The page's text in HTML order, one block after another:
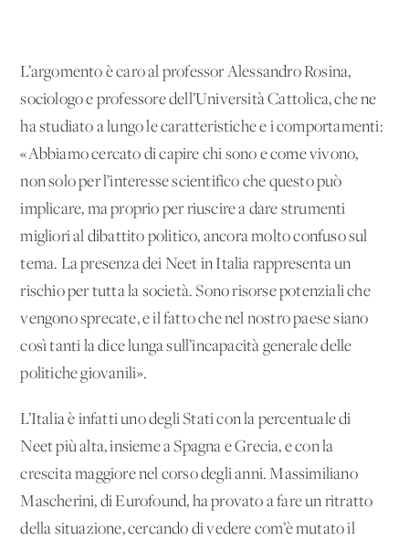
L’argomento è caro al professor Alessandro Rosina,
sociologo e professore dell’Università Cattolica, che ne
ha studiato a lungo le caratteristiche e i comportamenti:
«Abbiamo cercato di capire chi sono e come vivono,
non solo per l’interesse scientifico che questo può
implicare, ma proprio per riuscire a dare strumenti
migliori al dibattito politico, ancora molto confuso sul
tema. La presenza dei Neet in Italia rappresenta un
rischio per tutta la società. Sono risorse potenziali che
vengono sprecate, e il fatto che nel nostro paese siano
così tanti la dice lunga sull’incapacità generale delle
politiche giovanili».
L’Italia è infatti uno degli Stati con la percentuale di
Neet più alta, insieme a Spagna e Grecia, e con la
crescita maggiore nel corso degli anni. Massimiliano
Mascherini, di Eurofound, ha provato a fare un ritratto
della situazione, cercando di vedere com’è mutato il